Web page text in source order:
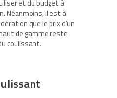
et du budget à
Néanmoins, il est à
que le prix d’un
de gamme reste
coulissant.